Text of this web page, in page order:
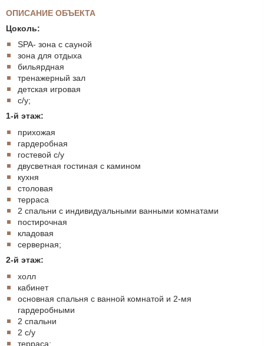
ОПИСАНИЕ ОБЪЕКТА
Цоколь:
SPA- зона с сауной
зона для отдыха
бильярдная
тренажерный зал
детская игровая
с/у;
1-й этаж:
прихожая
гардеробная
гостевой с/у
двусветная гостиная с камином
кухня
столовая
терраса
2 спальни с индивидуальными ванными комнатами
постирочная
кладовая
серверная;
2-й этаж:
холл
кабинет
основная спальня с ванной комнатой и 2-мя
гардеробными
2 спальни
2 с/у
терраса;